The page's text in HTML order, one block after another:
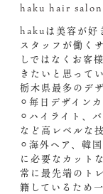
haku hair salon
hakuは美容が好
スタッフが働く
しではなくお客
きたいと思ってい
栃木県最多のデ
⚪︎毎日デザイン
⚪︎ハイライト、
など高レベルな
⚪︎海外ヘア、韓
に必要なカット
常に最先端のト
籍しているため